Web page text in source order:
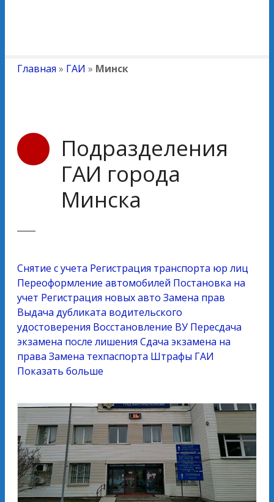
Главная » ГАИ » Минск
Подразделения
ГАИ города
Минска
Снятие с учета Регистрация транспорта юр лиц
Переоформление автомобилей Постановка на
учет Регистрация новых авто Замена прав
Выдача дубликата водительского
удостоверения Восстановление ВУ Пересдача
экзамена после лишения Сдача экзамена на
права Замена техпаспорта Штрафы ГАИ
Показать больше